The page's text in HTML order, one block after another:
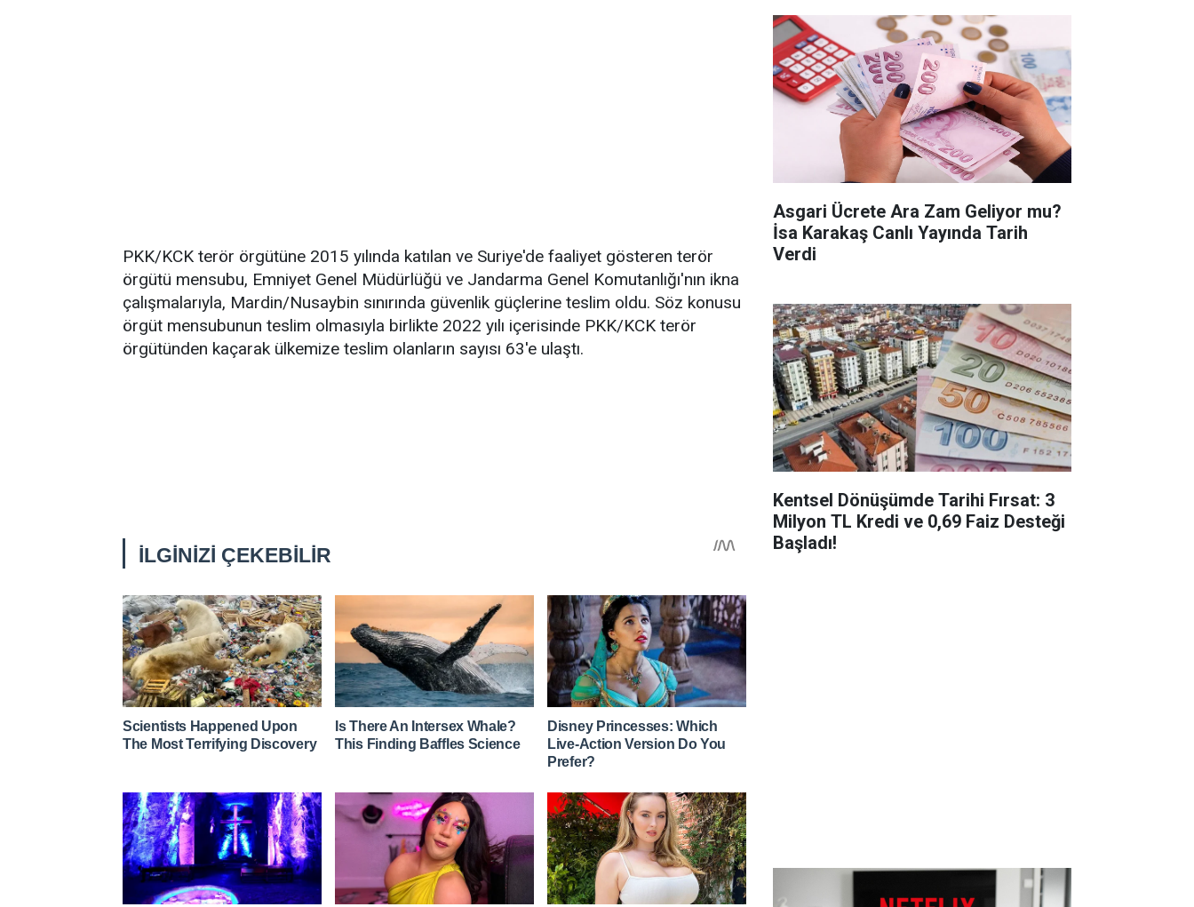
PKK/KCK terör örgütüne 2015 yılında katılan ve Suriye'de faaliyet gösteren terör
örgütü mensubu, Emniyet Genel Müdürlüğü ve Jandarma Genel Komutanlığı'nın ikna
çalışmalarıyla, Mardin/Nusaybin sınırında güvenlik güçlerine teslim oldu. Söz konusu
örgüt mensubunun teslim olmasıyla birlikte 2022 yılı içerisinde PKK/KCK terör
örgütünden kaçarak ülkemize teslim olanların sayısı 63'e ulaştı.
Asgari Ücrete Ara Zam Geliyor mu?
İsa Karakaş Canlı Yayında Tarih
Verdi
Kentsel Dönüşümde Tarihi Fırsat: 3
Milyon TL Kredi ve 0,69 Faiz Desteği
Başladı!